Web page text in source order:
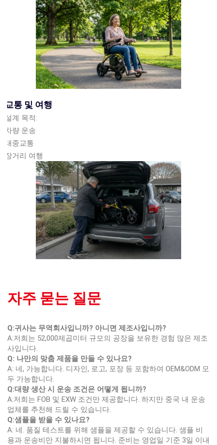
교통 및 여행
설계 목적:
차량 운송
대중교통
장거리 여행
자주 묻는 질문
Q:귀사는 무역회사입니까? 아니면 제조사입니까?
A:저희는 52,000제곱미터 규모의 공장을 보유한 경험 많은 제조
사입니다.
Q: 나만의 맞춤 제품을 만들 수 있나요?
A: 네, 가능합니다. 디자인, 로고, 포장 등 포함하여 OEM&ODM 모
두 가능합니다.
Q:대량 생산 시 운송 조건은 어떻게 됩니까?
A:저희는 FOB 및 EXW 조건만 제공합니다. 하지만 중국 내 운송
업체를 추천해 드릴 수 있습니다.
Q:샘플을 받을 수 있나요?
A: 네. 품질 테스트를 위해 샘플을 제공할 수 있습니다. 샘플 비
용과 운송비만 지불하시면 됩니다. 준비는 영업일 기준 3일 이내